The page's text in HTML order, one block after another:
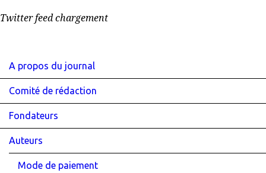
Twitter feed chargement
A propos du journal
Comité de rédaction
Fondateurs
Auteurs
Mode de paiement